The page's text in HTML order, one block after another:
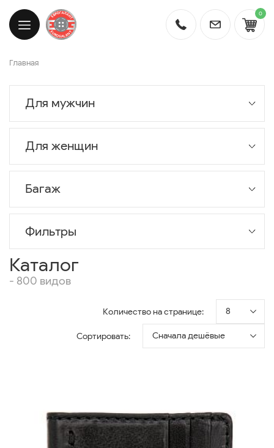
0
Главная
Для мужчин
Для женщин
Багаж
Фильтры
Каталог
- 800 видов
Количество на странице: 8
Сортировать: Сначала дешёвые